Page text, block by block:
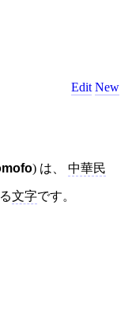
Edit New
) は、 中華民
文字です。